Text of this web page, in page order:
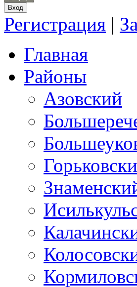
Регистрация |
Главная
Районы
Азовский